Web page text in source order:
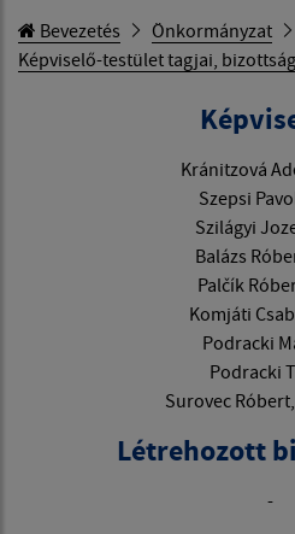
Bevezetés Önkormányzat
Képviselő-testület tagjai,
Kránitzová
Szepsi
Szilágyi
Balázs
Palčík
Komjáti
Podracki
Podracki
Surovec
Létrehozott
-